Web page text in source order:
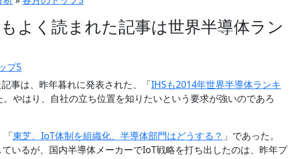
よく読まれた記事は世界半導体ラン
プ5
事は、昨年暮れに発表された、「IHSも2014年世界半導体ランキ
。やはり、自社の立ち位置を知りたいという要求が強いのであろ
「東芝、IoT体制を組織化、半導体部門はどうする？ 」であった。
いるが、国内半導体メーカーでIoT戦略を打ち出したのは、昨年プ